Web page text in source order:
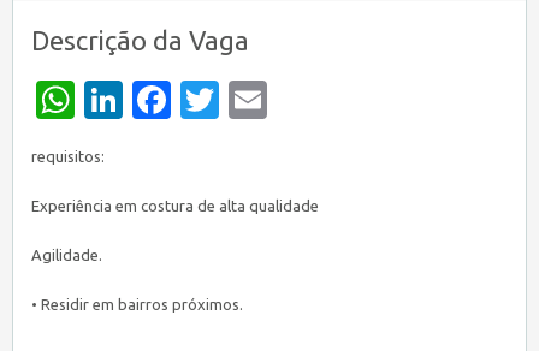
Descrição da Vaga
WhatsApp
LinkedIn
Facebook
Twitter
requisitos:
Experiência em costura de alta qualidade
Agilidade.
• Residir em bairros próximos.